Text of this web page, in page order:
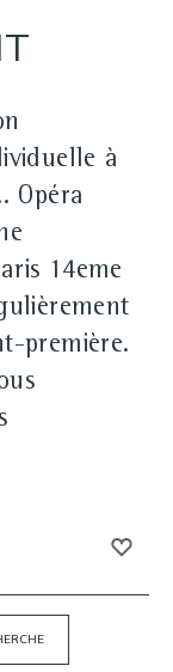
à
Opéra
14eme
première.